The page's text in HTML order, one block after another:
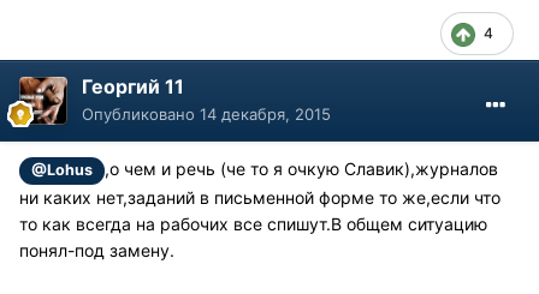
4
Георгий 11
Опубликовано 14 декабря, 2015
@Lohus
,о чем и речь (че то я очкую Славик),журналов
ни каких нет,заданий в письменной форме то же,если что
то как всегда на рабочих все спишут.В общем ситуацию
понял-под замену.